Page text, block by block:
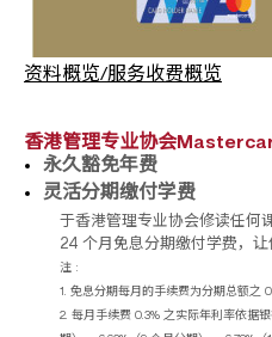
资料概览/服务收费概览
香港管理专业协会
永久豁免年费
灵活分期缴付学费
于香港管理专业协会修读任何
24 个月免息分期缴付学费，让
注 :
1. 免息分期每月的手续费为分期总额之
2. 每月手续费 0.3% 之实际年利率依据